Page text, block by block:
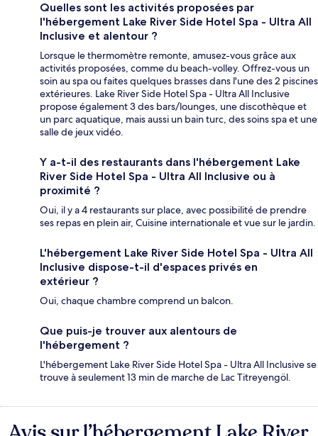
Quelles sont les activités proposées par
l'hébergement Lake River Side Hotel Spa - Ultra All
Inclusive et alentour ?
Lorsque le thermomètre remonte, amusez-vous grâce aux
activités proposées, comme du beach-volley. Offrez-vous un
soin au spa ou faites quelques brasses dans l'une des 2 piscines
extérieures. Lake River Side Hotel Spa - Ultra All Inclusive
propose également 3 des bars/lounges, une discothèque et
un parc aquatique, mais aussi un bain turc, des soins spa et une
salle de jeux vidéo.
Y a-t-il des restaurants dans l'hébergement Lake
River Side Hotel Spa - Ultra All Inclusive ou à
proximité ?
Oui, il y a 4 restaurants sur place, avec possibilité de prendre
ses repas en plein air, Cuisine internationale et vue sur le jardin.
L'hébergement Lake River Side Hotel Spa - Ultra All
Inclusive dispose-t-il d'espaces privés en
extérieur ?
Oui, chaque chambre comprend un balcon.
Que puis-je trouver aux alentours de
l'hébergement ?
L'hébergement Lake River Side Hotel Spa - Ultra All Inclusive se
trouve à seulement 13 min de marche de Lac Titreyengöl.
Avis